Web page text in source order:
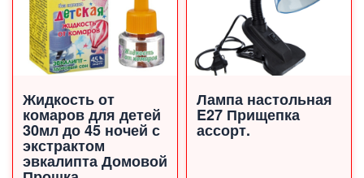
Жидкость от
комаров для детей
30мл до 45 ночей с
экстрактом
эвкалипта Домовой
Лампа настольная
E27 Прищепка
ассорт.